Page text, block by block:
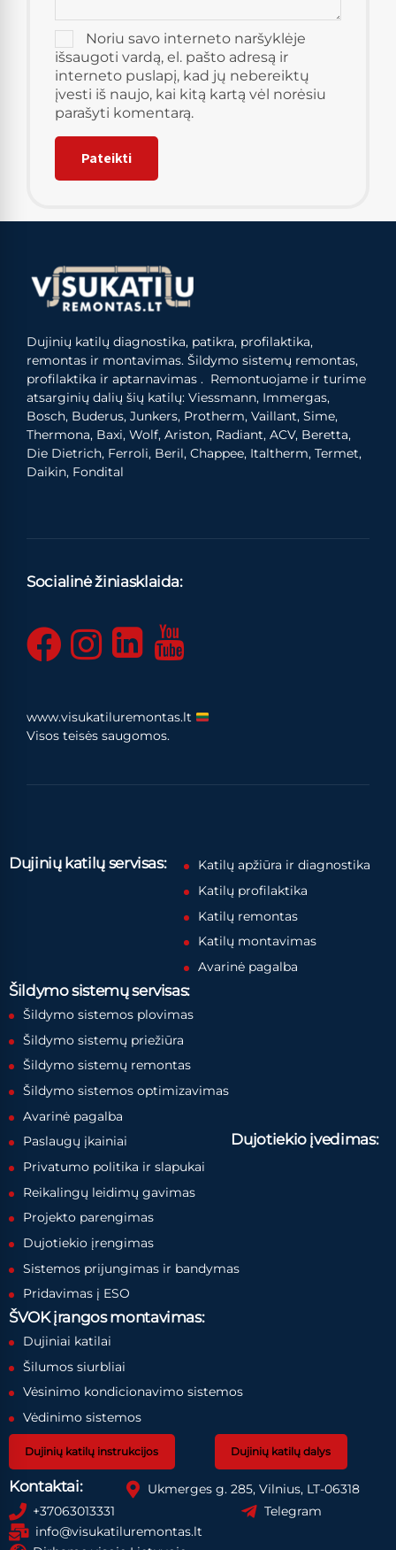
Noriu savo interneto naršyklėje
išsaugoti vardą, el. pašto adresą ir
interneto puslapį, kad jų nebereiktų
įvesti iš naujo, kai kitą kartą vėl norėsiu
parašyti komentarą.
Dujinių katilų diagnostika, patikra, profilaktika,
remontas ir montavimas. Šildymo sistemų remontas,
profilaktika ir aptarnavimas . Remontuojame ir turime
atsarginių dalių šių katilų: Viessmann, Immergas,
Bosch, Buderus, Junkers, Protherm, Vaillant, Sime,
Thermona, Baxi, Wolf, Ariston, Radiant, ACV, Beretta,
Die Dietrich, Ferroli, Beril, Chappee, Italtherm, Termet,
Daikin, Fondital
Socialinė žiniasklaida:
www.visukatiluremontas.lt
Visos teisės saugomos.
Dujinių katilų servisas:
Katilų apžiūra ir diagnostika
Katilų profilaktika
Katilų remontas
Katilų montavimas
Avarinė pagalba
Šildymo sistemų servisas:
Šildymo sistemos plovimas
Šildymo sistemų priežiūra
Šildymo sistemų remontas
Šildymo sistemos optimizavimas
Avarinė pagalba
Paslaugų įkainiai
Privatumo politika ir slapukai
Dujotiekio įvedimas:
Reikalingų leidimų gavimas
Projekto parengimas
Dujotiekio įrengimas
Sistemos prijungimas ir bandymas
Pridavimas į ESO
ŠVOK įrangos montavimas:
Dujiniai katilai
Šilumos siurbliai
Vėsinimo kondicionavimo sistemos
Vėdinimo sistemos
Dujinių katilų instrukcijos Dujinių katilų dalys
Kontaktai:
Ukmerges g. 285, Vilnius, LT-06318
+37063013331
Telegram
info@visukatiluremontas.lt